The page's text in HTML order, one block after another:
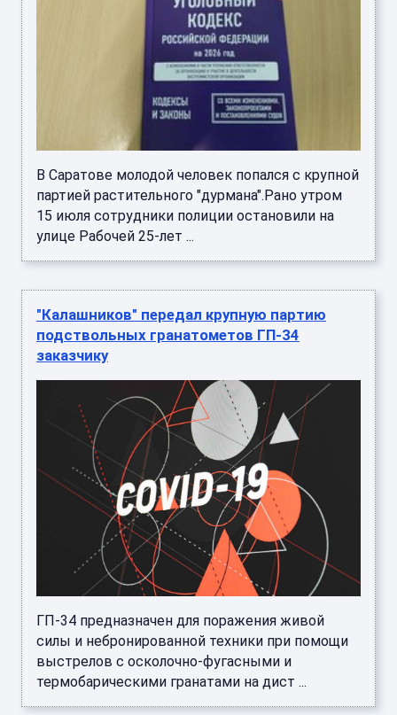
В Саратове молодой человек попался с крупной
партией растительного "дурмана".Рано утром
15 июля сотрудники полиции остановили на
улице Рабочей 25-лет ...
"Калашников" передал крупную партию
подствольных гранатометов ГП-34
заказчику
ГП-34 предназначен для поражения живой
силы и небронированной техники при помощи
выстрелов с осколочно-фугасными и
термобарическими гранатами на дист ...